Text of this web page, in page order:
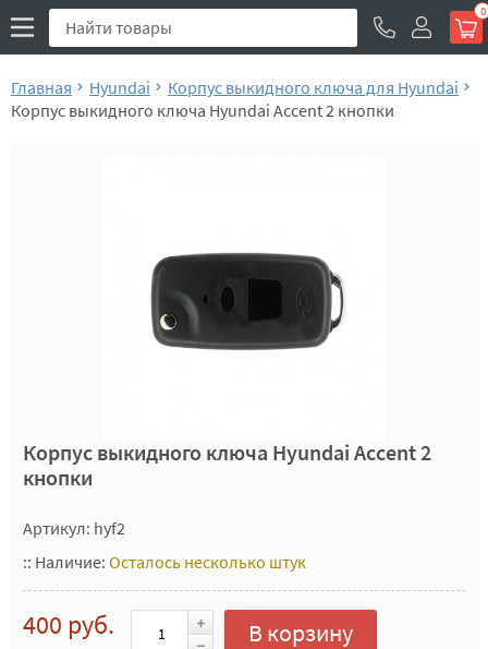
0
Главная Hyundai
Корпус выкидного ключа для Hyundai
Корпус выкидного ключа Hyundai Accent 2 кнопки
Корпус выкидного ключа Hyundai Accent 2
кнопки
Артикул: hyf2
:: Наличие: Осталось несколько штук
400 руб. В корзину